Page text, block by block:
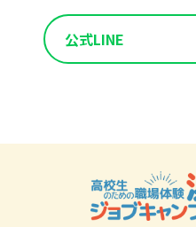
公式LINE